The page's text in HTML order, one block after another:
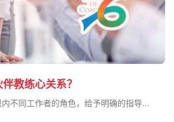
教练心关系？
不同工作者的角色，给予明确的指导...